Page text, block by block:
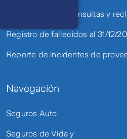
Presentación de consultas y
Registro de fallecidos al 31/12/
Reporte de incidentes de
Navegación
Seguros Auto
Seguros de Vida y